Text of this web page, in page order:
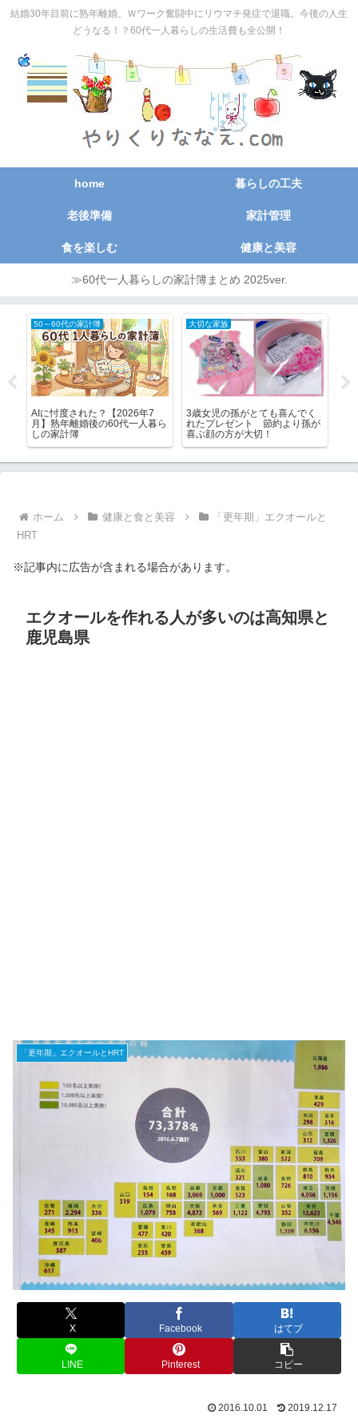
結婚30年目前に熟年離婚。Ｗワーク奮闘中にリウマチ発症で退職。今後の人生
どうなる！？60代一人暮らしの生活費も全公開！
home 暮らしの工夫
老後準備 家計管理
食を楽しむ 健康と美容
≫60代一人暮らしの家計簿まとめ 2025ver.
50～60代の家計簿
AIに忖度された？【2026年7
月】熟年離婚後の60代一人暮ら
しの家計簿
大切な家族
3歳女児の孫がとても喜んでく
れたプレゼント 節約より孫が
喜ぶ顔の方が大切！
ホーム 健康と食と美容
「更年期」エクオールと
HRT
※記事内に広告が含まれる場合があります。
エクオールを作れる人が多いのは高知県と
鹿児島県
「更年期」エクオールとHRT
X Facebook はてブ
LINE Pinterest コピー
2016.10.01 2019.12.17